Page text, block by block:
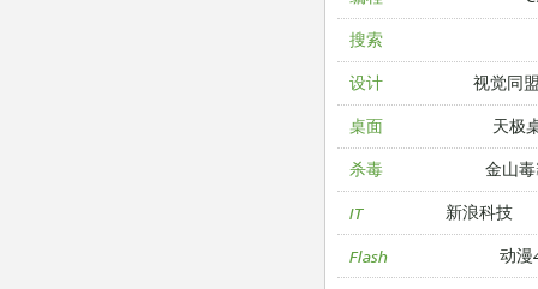
搜索
设计 视觉同
桌面 天极
杀毒 金山
IT 新浪科技
Flash 动漫